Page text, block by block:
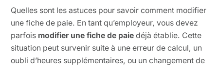
Quelles sont les astuces pour savoir comment modifier
une fiche de paie. En tant qu’employeur, vous devez
parfois modifier une fiche de paie déjà établie. Cette
situation peut survenir suite à une erreur de calcul, un
oubli d’heures supplémentaires, ou un changement de